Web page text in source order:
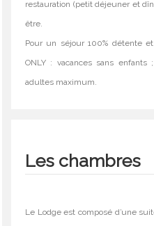
restauration (petit déjeuner et
être.
Pour un séjour 100% détente
ONLY : vacances sans
adultes maximum.
Les chambres
Le Lodge est composé d’une